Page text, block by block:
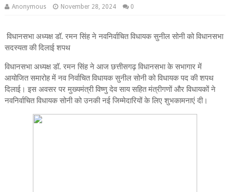
Anonymous November 28, 2024 0
विधानसभा अध्यक्ष डॉ. रमन सिंह ने नवनिर्वाचित विधायक सुनील सोनी को विधानसभा
सदस्यता की दिलाई शपथ
विधानसभा अध्यक्ष डॉ. रमन सिंह ने आज छत्तीसगढ़ विधानसभा के सभागार में
आयोजित समारोह में नव निर्वाचित विधायक सुनील सोनी को विधायक पद की शपथ
दिलाई। इस अवसर पर मुख्यमंत्री विष्णु देव साय सहित मंत्रीगणों और विधायकों ने
नवनिर्वाचित विधायक सोनी को उनकी नई जिम्मेदारियों के लिए शुभकामनाएं दी।